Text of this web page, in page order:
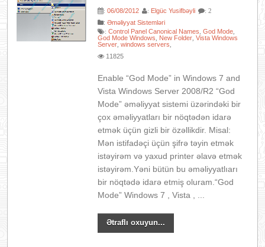
:06/08/2012 : Elgüc Yusifbəyli : 2
:Əməliyyat Sistemləri
:Control Panel Canonical Names ,God Mode
God Mode Windows New Folder ,Vista Windows
Server ,windows servers
11825
Enable “God Mode” in Windows 7 and
Vista Windows Server 2008/R2 “God
Mode” əməliyyat sistemi üzərindəki bir
çox əməliyyatları bir nöqtədən idarə
etmək üçün gizli bir özəllikdir. Misal:
Mən istifadəçi üçün şifrə təyin etmək
istəyirəm və yaxud printer əlavə etmək
istəyirəm.Yəni bütün bu əməliyyatlıarı
bir nöqtədə idarə etmiş oluram.“God
Mode” Windows 7 , Vista , ...
Ətraflı oxuyun...